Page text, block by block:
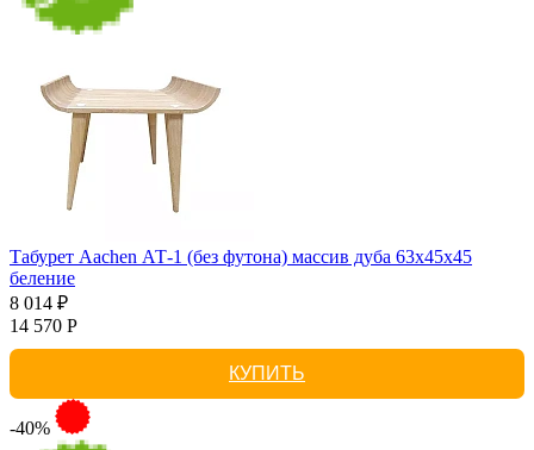
Табурет Aachen АТ-1 (без футона) массив дуба 63х45х45
беление
8 014 ₽
14 570 Р
КУПИТЬ
-40%